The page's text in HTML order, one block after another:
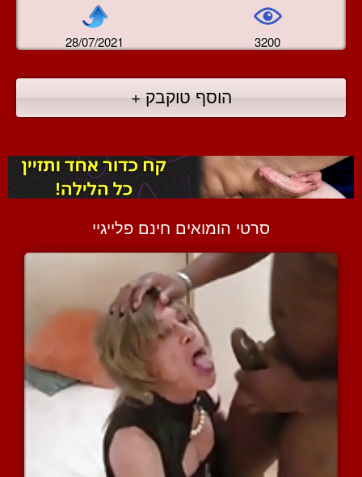
28/07/2021 3200
הוסף טוקבק +
סרטי הומואים חינם פלייגיי